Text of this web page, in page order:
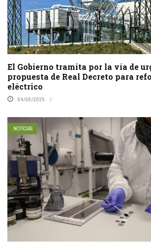
El Gobierno tramita por la vía de
propuesta de Real Decreto para
eléctrico
04/08/2025
NOTICIAS